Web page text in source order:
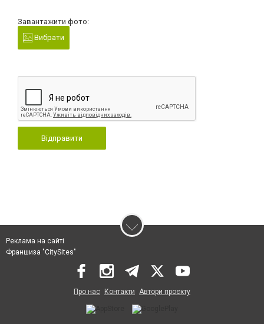
Завантажити фото:
Вибрати
Відправити
Реклама на сайті
Франшиза "CitySites"
Про нас Контакти Автори проєкту